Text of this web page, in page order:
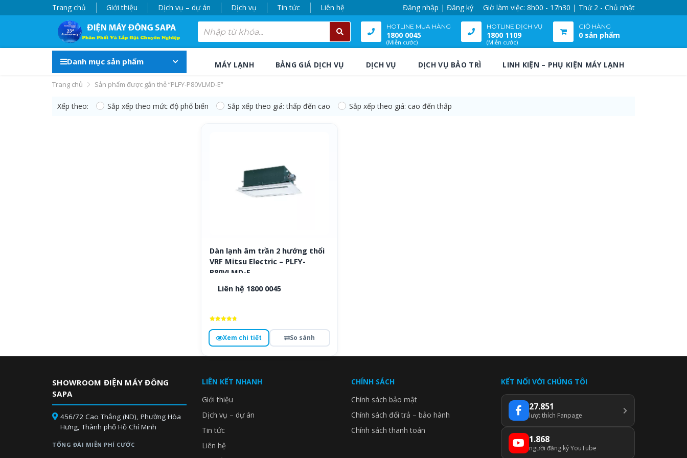
Trang chủ Giới thiệu Dịch vụ – dự án Dịch vụ Tin tức Liên hệ Đăng nhập | Đăng ký Giờ làm việc: 8h00 - 17h30 | Thứ 2 - Chủ nhật
HOTLINE MUA HÀNG
1800 0045
(Miễn cước)
HOTLINE DỊCH VỤ
1800 1109
(Miễn cước)
GIỎ HÀNG
0 sản phẩm
Danh mục sản phẩm MÁY LẠNH BẢNG GIÁ DỊCH VỤ DỊCH VỤ DỊCH VỤ BẢO TRÌ LINH KIỆN – PHỤ KIỆN MÁY LẠNH
Trang chủ Sản phẩm được gắn thẻ “PLFY-P80VLMD-E”
Xếp theo: Sắp xếp theo mức độ phổ biến Sắp xếp theo giá: thấp đến cao Sắp xếp theo giá: cao đến thấp
Dàn lạnh âm trần 2 hướng thổi
VRF Mitsu Electric – PLFY-
P80VLMD-E
Liên hệ 1800 0045
hạng
4.9
5 saoXem chi tiết So sánh
SHOWROOM ĐIỆN MÁY ĐÔNG
SAPA
456/72 Cao Thắng (ND), Phường Hòa
Hưng, Thành phố Hồ Chí Minh
TỔNG ĐÀI MIỄN PHÍ CƯỚC
LIÊN KẾT NHANH
Giới thiệu
Dịch vụ – dự án
Tin tức
Liên hệ
CHÍNH SÁCH
Chính sách bảo mật
Chính sách đổi trả – bảo hành
Chính sách thanh toán
KẾT NỐI VỚI CHÚNG TÔI
27.851
lượt thích Fanpage
1.868
người đăng ký YouTube